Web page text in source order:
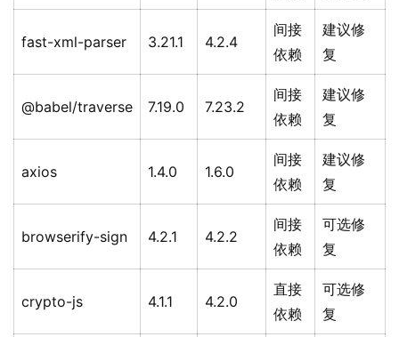
fast-xml-parser 3.21.1 4.2.4
间接
依赖
建议修
复
@babel/traverse 7.19.0 7.23.2
间接
依赖
建议修
复
axios 1.4.0 1.6.0
间接
依赖
建议修
复
browserify-sign 4.2.1 4.2.2
间接
依赖
可选修
复
crypto-js 4.1.1 4.2.0
直接
依赖
可选修
复